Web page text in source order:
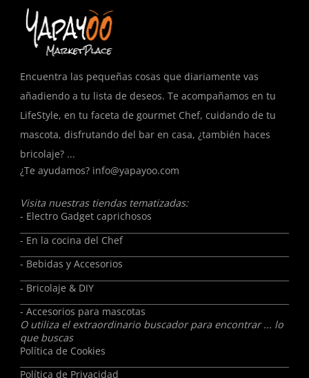
Encuentra las pequeñas cosas que diariamente vas
añadiendo a tu lista de deseos. Te acompañamos en tu
LifeStyle, en tu faceta de gourmet Chef, cuidando de tu
mascota, disfrutando del bar en casa, ¿también haces
bricolaje? ...
¿Te ayudamos? info@yapayoo.com
Visita nuestras tiendas tematizadas:
- Electro Gadget caprichosos
- En la cocina del Chef
- Bebidas y Accesorios
- Bricolaje & DIY
- Accesorios para mascotas
O utiliza el extraordinario buscador para encontrar ... lo
que buscas
Política de Cookies
Política de Privacidad